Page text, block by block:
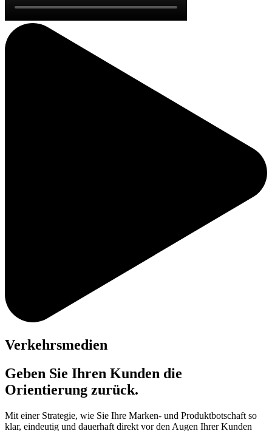
Verkehrsmedien
Geben Sie Ihren Kunden die
Orientierung zurück.
Mit einer Strategie, wie Sie Ihre Marken- und Produktbotschaft so
klar, eindeutig und dauerhaft direkt vor den Augen Ihrer Kunden